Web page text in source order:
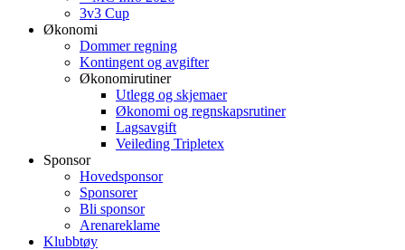
3v3 Cup
Økonomi
Dommer regning
Kontingent og avgifter
Økonomirutiner
Utlegg og skjemaer
Økonomi og regnskapsrutiner
Lagsavgift
Veileding Tripletex
Sponsor
Hovedsponsor
Sponsorer
Bli sponsor
Arenareklame
Klubbtøy